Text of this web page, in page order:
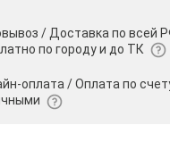
/ Доставка по всей
по городу и до ТК
оплата / Оплата по